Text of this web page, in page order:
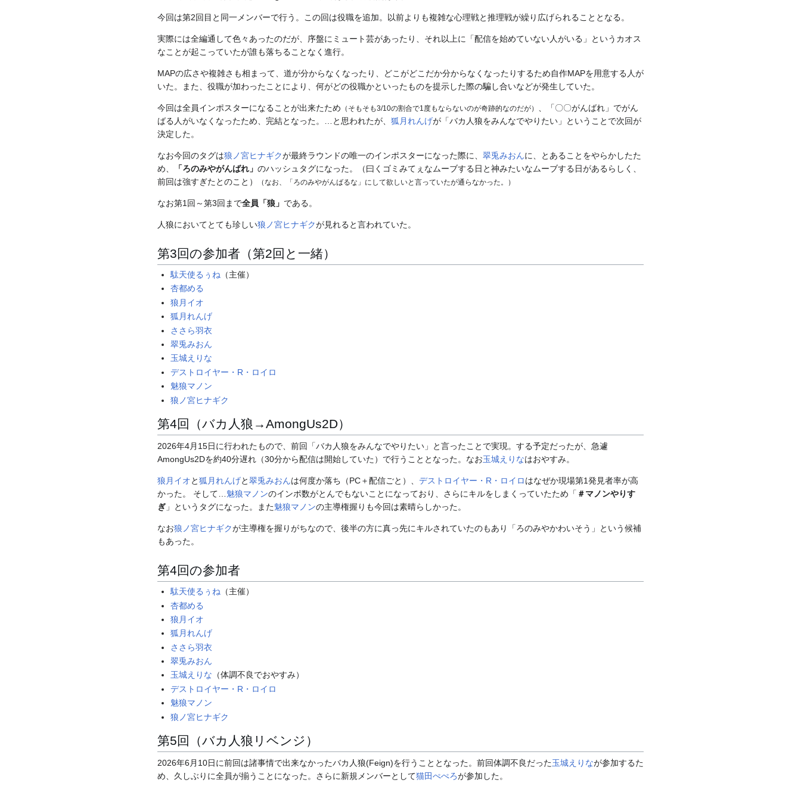
今回は第2回目と同一メンバーで行う。この回は役職を追加。以前よりも複雑な心理戦と推理戦が繰り広げられることとなる。
実際には全編通して色々あったのだが、序盤にミュート芸があったり、それ以上に「配信を始めていない人がいる」というカオス
なことが起こっていたが誰も落ちることなく進行。
MAPの広さや複雑さも相まって、道が分からなくなったり、どこがどこだか分からなくなったりするため自作MAPを用意する人が
いた。また、役職が加わったことにより、何がどの役職かといったものを提示した際の騙し合いなどが発生していた。
今回は全員インポスターになることが出来たため （そもそも3/10の割合で1度もならないのが奇跡的なのだが）
、「〇〇がんばれ」でがん
ばる人がいなくなったため、完結となった。…と思われたが、 狐月れんげが「バカ人狼をみんなでやりたい」ということで次回が
決定した。
なお今回のタグは狼ノ宮ヒナギクが最終ラウンドの唯一のインポスターになった際に、 翠兎みおんに、とあることをやらかしたた
め、
「ろのみやがんばれ」 のハッシュタグになった。（曰くゴミみてぇなムーブする日と神みたいなムーブする日があるらしく、
前回は強すぎたとのこと）
（なお、「ろのみやがんばるな」にして欲しいと言っていたが通らなかった。）
なお第1回～第3回まで全員「狼」 である。
人狼においてとても珍しい狼ノ宮ヒナギクが見れると言われていた。
第3回の参加者（第2回と一緒）
駄天使るぅね （主催）
杏都める
狼月イオ
狐月れんげ
ささら羽衣
翠兎みおん
玉城えりな
デストロイヤー・R・ロイロ
魅狼マノン
狼ノ宮ヒナギク
第4回（バカ人狼→AmongUs2D）
2026年4月15日に行われたもので、前回「バカ人狼をみんなでやりたい」と言ったことで実現。する予定だったが、急遽
AmongUs2Dを約40分遅れ（30分から配信は開始していた）で行うこととなった。なお玉城えりなはおやすみ。
狼月イオと狐月れんげと翠兎みおんは何度か落ち（PC＋配信ごと）、 デストロイヤー・R・ロイロはなぜか現場第1発見者率が高
かった。 そして… 魅狼マノンのインポ数がとんでもないことになっており、さらにキルをしまくっていたため「 ＃マノンやりす
ぎ 」というタグになった。また魅狼マノンの主導権握りも今回は素晴らしかった。
なお狼ノ宮ヒナギクが主導権を握りがちなので、後半の方に真っ先にキルされていたのもあり「ろのみやかわいそう」という候補
もあった。
第4回の参加者
駄天使るぅね （主催）
杏都める
狼月イオ
狐月れんげ
ささら羽衣
翠兎みおん
玉城えりな （体調不良でおやすみ）
デストロイヤー・R・ロイロ
魅狼マノン
狼ノ宮ヒナギク
第5回（バカ人狼リベンジ）
2026年6月10日に前回は諸事情で出来なかったバカ人狼(Feign)を行うこととなった。前回体調不良だった玉城えりなが参加するた
め、久しぶりに全員が揃うことになった。さらに新規メンバーとして猫田ぺぺろが参加した。